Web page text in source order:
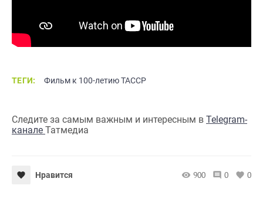
ТЕГИ: Фильм к 100-летию ТАССР
Следите за самым важным и интересным в Telegram-
канале Татмедиа
Нравится 900 0 0